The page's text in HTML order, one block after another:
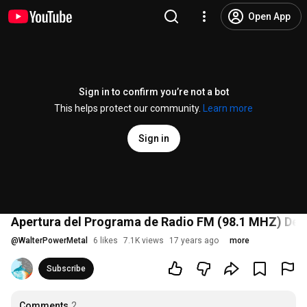
Open App
Sign in to confirm you’re not a bot
This helps protect our community.
Learn more
Sign in
Apertura del Programa de Radio FM (98.1 MHZ) De
@WalterPowerMetal 6 likes 7.1K views 17 years ago more
Subscribe